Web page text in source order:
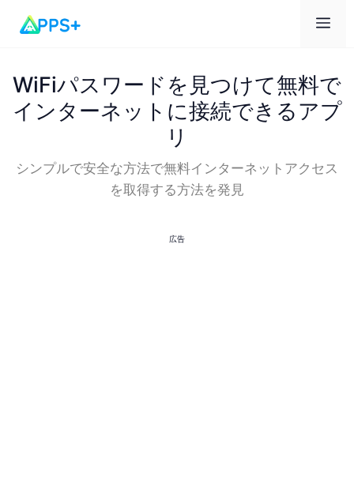
メ
ュ
ー
WiFiパスワードを見つけて無料で
インターネットに接続できるアプ
リ
シンプルで安全な方法で無料インターネットアクセス
を取得する方法を発見
広告